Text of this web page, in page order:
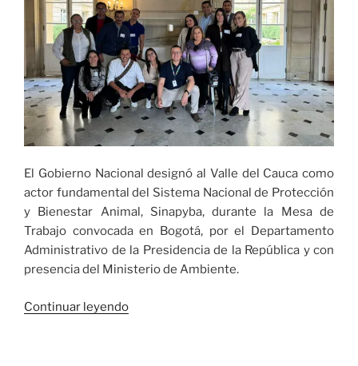
El Gobierno Nacional designó al Valle del Cauca como
actor fundamental del Sistema Nacional de Protección
y Bienestar Animal, Sinapyba, durante la Mesa de
Trabajo convocada en Bogotá, por el Departamento
Administrativo de la Presidencia de la República y con
presencia del Ministerio de Ambiente.
Continuar leyendo«Política